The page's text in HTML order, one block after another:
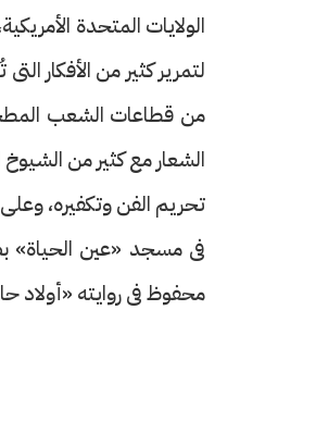
الولايات المتحدة
لتمرير كثير من الأفكار
من قطاعات الشعب
الشعار مع كثير من
تحريم الفن وتكفيره،
فى مسجد «عين الحياة»
محفوظ فى روايته «أولاد